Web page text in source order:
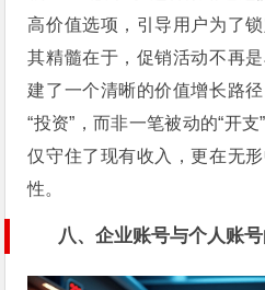
高价值选项，引导用户为了
其精髓在于，促销活动不再
建了一个清晰的价值增长路
“投资”，而非一笔被动的“开
仅守住了现有收入，更在无
性。
八、企业账号与个人账